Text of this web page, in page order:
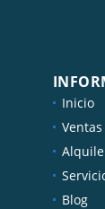
Inicio
Ventas
Blog